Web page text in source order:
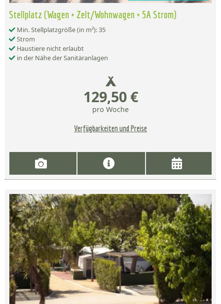
Stellplatz (Wagen + Zelt/Wohnwagen + 5A Strom)
Min. Stellplatzgröße (in m²): 35
Strom
Haustiere nicht erlaubt
in der Nähe der Sanitäranlagen
129,50 €
pro Woche
Verfügbarkeiten und Preise